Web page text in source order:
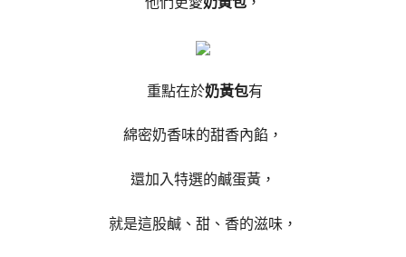
重點在於奶黃包有
綿密奶香味的甜香內餡，
還加入特選的鹹蛋黃，
就是這股鹹、甜、香的滋味，